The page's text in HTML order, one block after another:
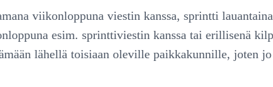
viikonloppuna viestin kanssa, sprintti
esim. sprinttiviestin kanssa tai erillisenä
lähellä toisiaan oleville paikkakunnille, joten